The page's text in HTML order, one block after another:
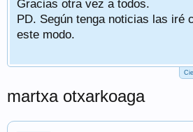
Gracias otra vez a todos.
PD. Según tenga noticias las iré
este modo.
martxa otxarkoaga